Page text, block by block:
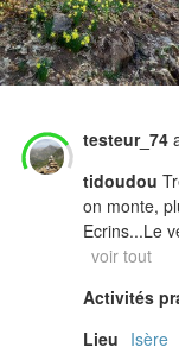
testeur_74
tidoudou
on monte,
Ecrins...Le
voir tout
Activités
Lieu Isère